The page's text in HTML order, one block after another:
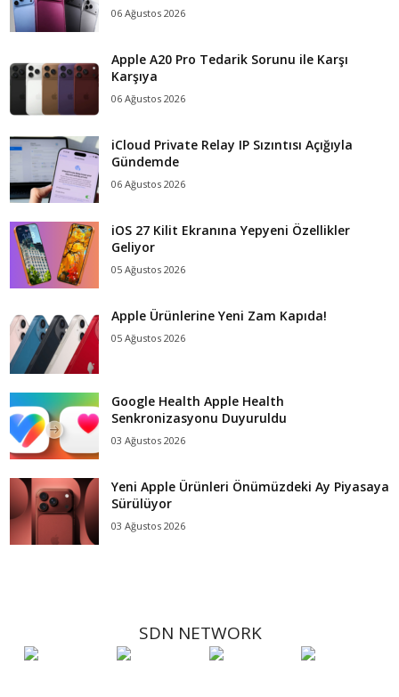
06 Ağustos 2026
Apple A20 Pro Tedarik Sorunu ile Karşı
Karşıya
06 Ağustos 2026
iCloud Private Relay IP Sızıntısı Açığıyla
Gündemde
06 Ağustos 2026
iOS 27 Kilit Ekranına Yepyeni Özellikler
Geliyor
05 Ağustos 2026
Apple Ürünlerine Yeni Zam Kapıda!
05 Ağustos 2026
Google Health Apple Health
Senkronizasyonu Duyuruldu
03 Ağustos 2026
Yeni Apple Ürünleri Önümüzdeki Ay Piyasaya
Sürülüyor
03 Ağustos 2026
SDN NETWORK